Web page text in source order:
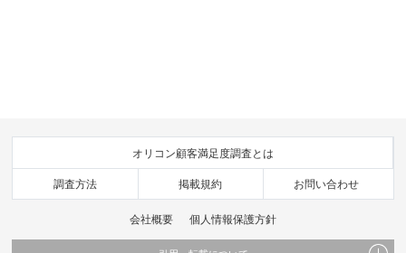
オリコン顧客満足度調査とは
調査方法 掲載規約 お問い合わせ
会社概要 個人情報保護方針